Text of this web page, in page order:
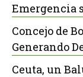
Emergencia
Concejo de
Generando
Ceuta, un